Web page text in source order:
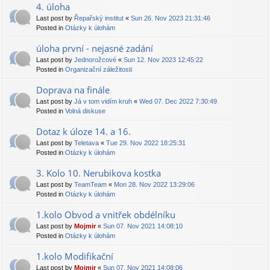
4. úloha
Last post by Řepařský institut « Sun 26. Nov 2023 21:31:46
Posted in Otázky k úlohám
úloha první - nejasné zadání
Last post by Jednorožcové « Sun 12. Nov 2023 12:45:22
Posted in Organizační záležitosti
Doprava na finále
Last post by Já v tom vidím kruh « Wed 07. Dec 2022 7:30:49
Posted in Volná diskuse
Dotaz k úloze 14. a 16.
Last post by Teletava « Tue 29. Nov 2022 18:25:31
Posted in Otázky k úlohám
3. Kolo 10. Nerubikova kostka
Last post by TeamTeam « Mon 28. Nov 2022 13:29:06
Posted in Otázky k úlohám
1.kolo Obvod a vnitřek obdélníku
Last post by Mojmir« Sun 07. Nov 2021 14:08:10
Posted in Otázky k úlohám
1.kolo Modifikační
Last post by Mojmir« Sun 07. Nov 2021 14:08:06